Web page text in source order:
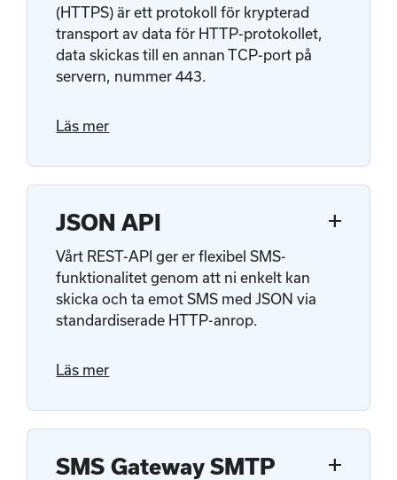
(HTTPS) är ett protokoll för krypterad
transport av data för HTTP-protokollet,
data skickas till en annan TCP-port på
servern, nummer 443.
Läs mer
add
JSON API
Vårt REST-API ger er flexibel SMS-
funktionalitet genom att ni enkelt kan
skicka och ta emot SMS med JSON via
standardiserade HTTP-anrop.
Läs mer
add
SMS Gateway SMTP